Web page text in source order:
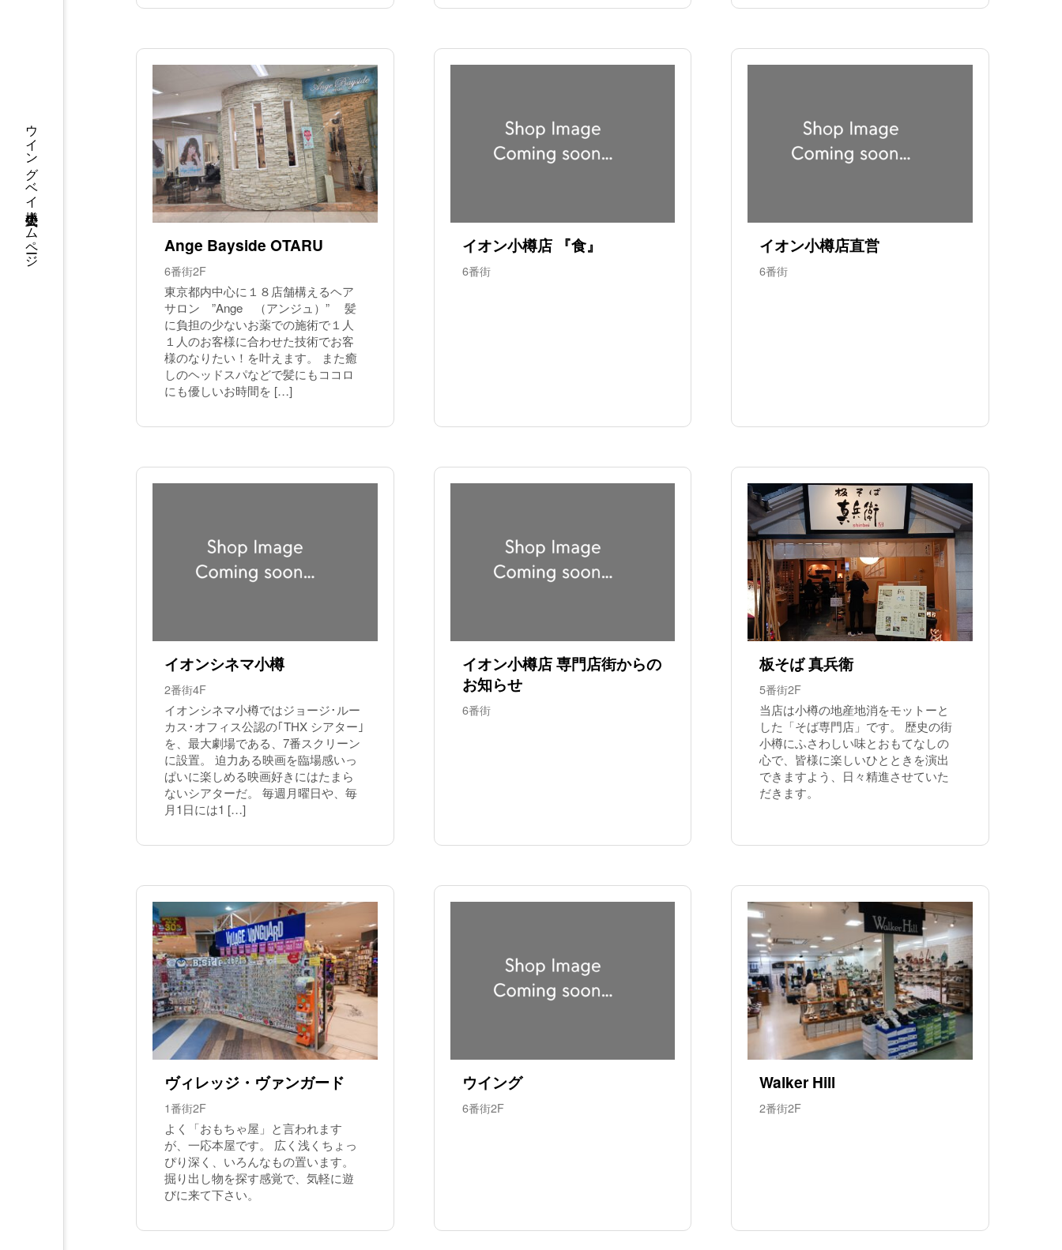
ウイングベイ小樽 公式ホームページ Ange Bayside OTARU
6番街2F
東京都内中心に１８店舗構えるヘア
サロン ”Ange （アンジュ）” 髪
に負担の少ないお薬での施術で１人
１人のお客様に合わせた技術でお客
様のなりたい！を叶えます。 また癒
しのヘッドスパなどで髪にもココロ
にも優しいお時間を […]
イオン小樽店 『食』
6番街
イオン小樽店直営
6番街
イオンシネマ小樽
2番街4F
イオンシネマ小樽ではジョージ･ルー
カス･オフィス公認の｢THX シアター｣
を、最大劇場である、7番スクリーン
に設置。 迫力ある映画を臨場感いっ
ぱいに楽しめる映画好きにはたまら
ないシアターだ。 毎週月曜日や、毎
月1日には1 […]
イオン小樽店 専門店街からの
お知らせ
6番街
板そば 真兵衛
5番街2F
当店は小樽の地産地消をモットーと
した「そば専門店」です。 歴史の街
小樽にふさわしい味とおもてなしの
心で、皆様に楽しいひとときを演出
できますよう、日々精進させていた
だきます。
ヴィレッジ・ヴァンガード
1番街2F
よく「おもちゃ屋」と言われます
が、一応本屋です。 広く浅くちょっ
ぴり深く、いろんなもの置います。
掘り出し物を探す感覚で、気軽に遊
びに来て下さい。
ウイング
6番街2F
Walker Hill
2番街2F